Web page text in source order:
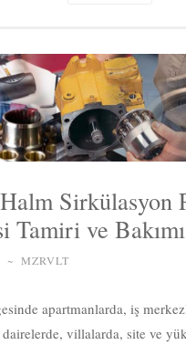
Sirkülasyon
Tamiri ve Bakımı
~ MZRVLT
apartmanlarda, iş
villalarda, site ve